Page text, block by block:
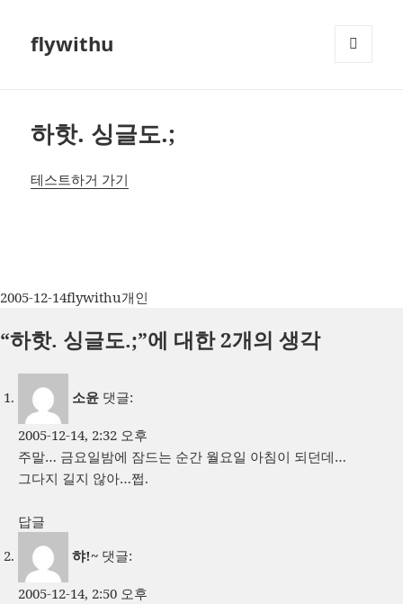
flywithu
하핫. 싱글도.;
테스트하거 가기
작
일
2005-12-14글
이
flywithu카
고
개인
“하핫. 싱글도.;”에 대한 2개의 생각
소윤 댓글:
2005-12-14, 2:32 오후
주말… 금요일밤에 잠드는 순간 월요일 아침이 되던데…
그다지 길지 않아…쩝.
답글
햐!~ 댓글:
2005-12-14, 2:50 오후